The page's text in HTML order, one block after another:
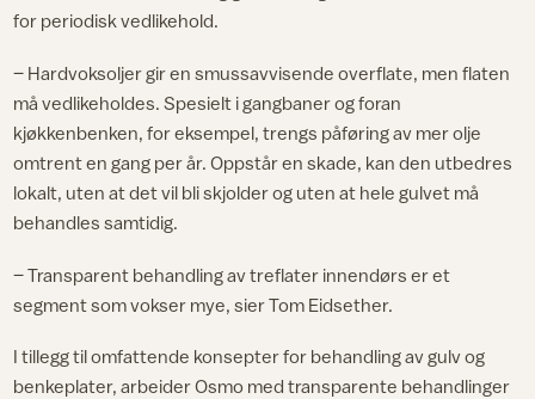
for periodisk vedlikehold.
– Hardvoksoljer gir en smussavvisende overflate, men flaten
må vedlikeholdes. Spesielt i gangbaner og foran
kjøkkenbenken, for eksempel, trengs påføring av mer olje
omtrent en gang per år. Oppstår en skade, kan den utbedres
lokalt, uten at det vil bli skjolder og uten at hele gulvet må
behandles samtidig.
– Transparent behandling av treflater innendørs er et
segment som vokser mye, sier Tom Eidsether.
I tillegg til omfattende konsepter for behandling av gulv og
benkeplater, arbeider Osmo med transparente behandlinger